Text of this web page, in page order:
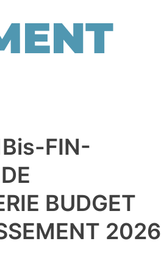
FIN-
BUDGET
2026